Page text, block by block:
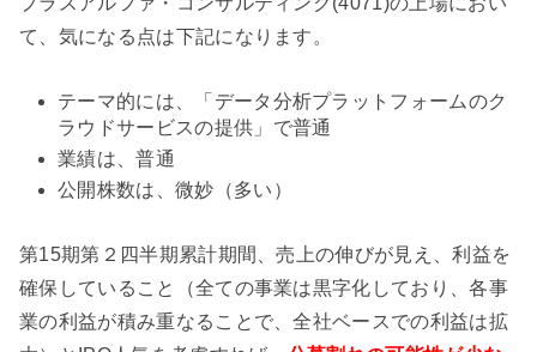
て、気になる点は下記になります。
テーマ的には、「データ分析プラットフォームのク
ラウドサービスの提供」で普通
業績は、普通
公開株数は、微妙（多い）
第15期第２四半期累計期間、売上の伸びが見え、利益を
確保していること（全ての事業は黒字化しており、各事
業の利益が積み重なることで、全社ベースでの利益は拡